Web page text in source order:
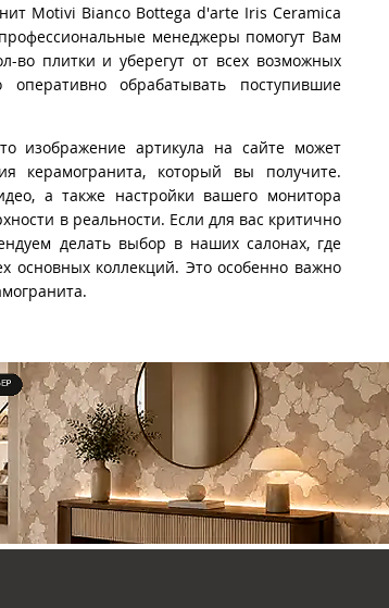
Motivi Bianco Bottega d'arte Iris Ceramica
менеджеры помогут Вам
во плитки и уберегут от всех возможных
обрабатывать поступившие
изображение артикула на сайте может
керамогранита, который вы получите.
а также настройки вашего монитора
в реальности. Если для вас критично
делать выбор в наших салонах, где
основных коллекций. Это особенно важно